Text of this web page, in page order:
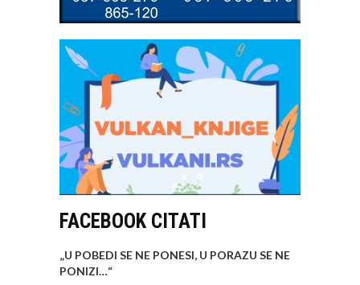
FACEBOOK CITATI
„U POBEDI SE NE PONESI, U PORAZU SE NE
PONIZI…“